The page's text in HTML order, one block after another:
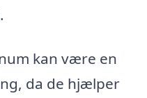
kan være en
da de hjælper